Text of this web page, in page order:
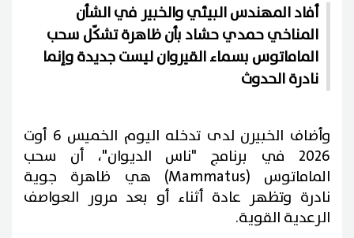
أفاد المهندس البيئي والخبير في الشأن
المناخي حمدي حشاد بأن ظاهرة تشكّل سحب
الماماتوس بسماء القيروان ليست جديدة وإنما
نادرة الحدوث
وأضاف الخبيرن لدى تدخله اليوم الخميس 6 أوت
2026 في برنامج "ناس الديوان"، أن سحب
الماماتوس (Mammatus) هي
ظاهرة جوية
نادرة وتظهر عادة أثناء أو بعد مرور العواصف
الرعدية القوية.